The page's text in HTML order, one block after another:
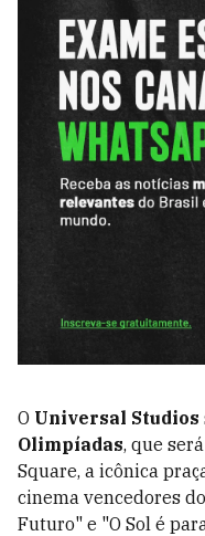
O Universal Studios
Olimpíadas, que
Square, a icônica
cinema vencedores
Futuro" e "O Sol é